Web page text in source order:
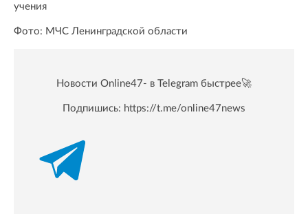
учения
Фото: МЧС Ленинградской области
Новости Online47- в Telegram быстрее🚀
Подпишись: https://t.me/online47news